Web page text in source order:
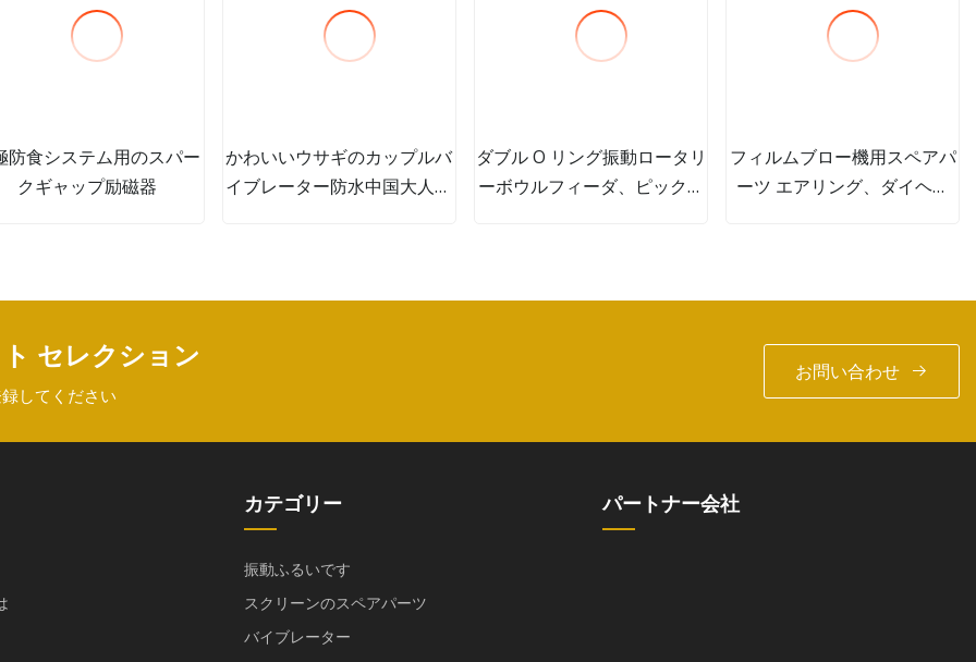
防食システム用のスパー
クギャップ励磁器
かわいいウサギのカップルバ
イブレーター防水中国大人の
ダブル O リング振動ロータリ
ーボウルフィーダ、ピックア
フィルムブロー機用スペアパ
ーツ エアリング、ダイヘッ
セレクション
してください
お問い合わせ
カテゴリー
振動ふるいです
スクリーンのスペアパーツ
バイブレーター
パートナー会社